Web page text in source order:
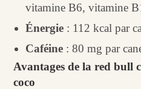
vitamine B6, vitamine
Énergie : 112 kcal par
Caféine : 80 mg par
Avantages de la red bull
coco